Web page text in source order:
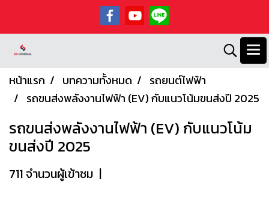
หน้าแรก บทความทั้งหมด
รถยนต์ไฟฟ้า
รถขนส่งพลังงานไฟฟ้า (EV) กับแนวโน้มขนส่งปี 2025
รถขนส่งพลังงานไฟฟ้า (EV) กับแนวโน้ม
ขนส่งปี 2025
711 จำนวนผู้เข้าชม |